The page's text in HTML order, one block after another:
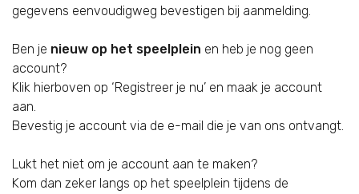
gegevens eenvoudigweg bevestigen bij aanmelding.
Ben je nieuw op het speelplein en heb je nog geen
account?
Klik hierboven op ‘Registreer je nu’ en maak je account
aan.
Bevestig je account via de e-mail die je van ons ontvangt.
Lukt het niet om je account aan te maken?
Kom dan zeker langs op het speelplein tijdens de